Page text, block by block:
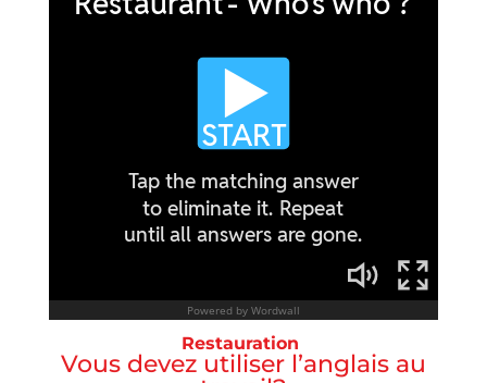
Restauration
Vous devez utiliser l’anglais au